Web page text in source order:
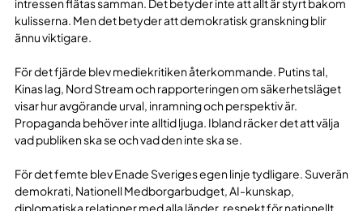
intressen flätas samman. Det betyder inte att allt är styrt bakom
kulisserna. Men det betyder att demokratisk granskning blir
ännu viktigare.
För det fjärde blev mediekritiken återkommande. Putins tal,
Kinas lag, Nord Stream och rapporteringen om säkerhetsläget
visar hur avgörande urval, inramning och perspektiv är.
Propaganda behöver inte alltid ljuga. Ibland räcker det att välja
vad publiken ska se och vad den inte ska se.
För det femte blev Enade Sveriges egen linje tydligare. Suverän
demokrati, Nationell Medborgarbudget, AI-kunskap,
diplomatiska relationer med alla länder, respekt för nationellt